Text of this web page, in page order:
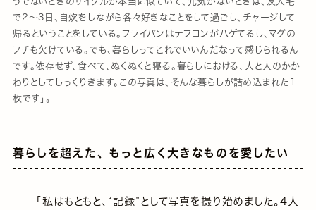
で2～3日、自炊をしながら各々好きなことをして過ごし、チャージして
帰るということをしている。フライパンはテフロンがハゲてるし、マグの
フチも欠けている。でも、暮らしってこれでいいんだなって感じられるん
です。依存せず、食べて、ぬくぬくと寝る。暮らしにおける、人と人のかか
わりとしてしっくりきます。この写真は、そんな暮らしが詰め込まれた1
枚です」。
暮らしを超えた、 もっと広く大きなものを愛したい
「私はもともと、“記録”として写真を撮り始めました。4人